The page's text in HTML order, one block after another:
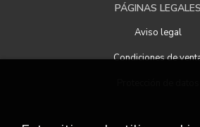
PÁGINAS LEGALES
Aviso legal
Condiciones de